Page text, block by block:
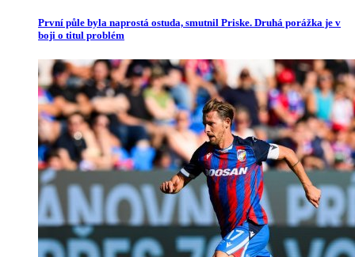
První půle byla naprostá ostuda, smutnil Priske. Druhá porážka je v
boji o titul problém